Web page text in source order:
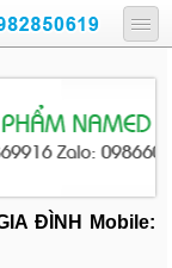
ĐÌNH Mobile: